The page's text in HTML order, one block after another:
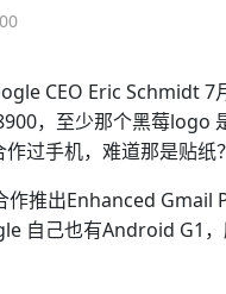
CEO Eric Schmidt 7
，至少那个黑莓logo
过手机，难道那是贴纸
作推出Enhanced
自己也有Android G1